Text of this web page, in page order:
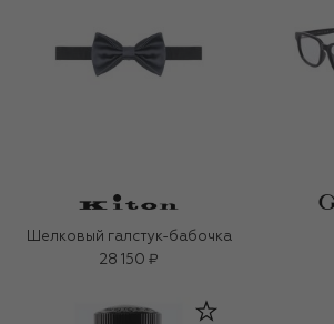
Шелковый галстук-бабочка
28 150 ₽